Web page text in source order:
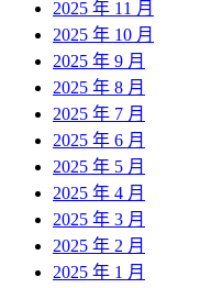
2025 年 11 月
2025 年 10 月
2025 年 9 月
2025 年 8 月
2025 年 7 月
2025 年 6 月
2025 年 5 月
2025 年 4 月
2025 年 3 月
2025 年 2 月
2025 年 1 月